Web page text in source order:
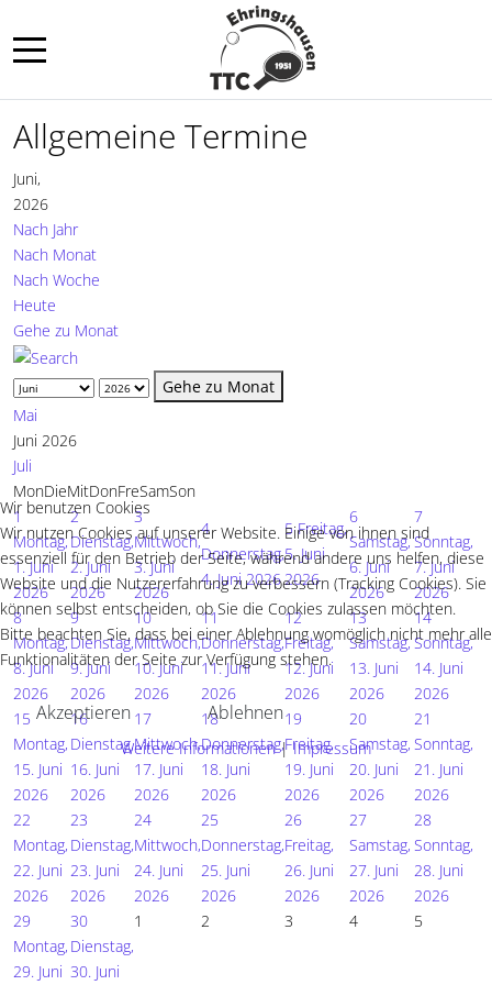
Mobile Menu Toggle
Allgemeine Termine
Juni,
2026
Nach Jahr
Nach Monat
Nach Woche
Heute
Gehe zu Monat
Gehe zu Monat
Mai
Juni 2026
Juli
MonDieMitDonFreSamSon
1
Montag,
1. Juni
2026
2
Dienstag,
2. Juni
2026
3
Mittwoch,
3. Juni
2026
4
Donnerstag,
4. Juni 2026
5 Freitag,
5. Juni
2026
6
Samstag,
6. Juni
2026
7
Sonntag,
7. Juni
2026
8
Montag,
8. Juni
2026
9
Dienstag,
9. Juni
2026
10
Mittwoch,
10. Juni
2026
11
Donnerstag,
11. Juni
2026
12
Freitag,
12. Juni
2026
13
Samstag,
13. Juni
2026
14
Sonntag,
14. Juni
2026
15
Montag,
15. Juni
2026
16
Dienstag,
16. Juni
2026
17
Mittwoch,
17. Juni
2026
18
Donnerstag,
18. Juni
2026
19
Freitag,
19. Juni
2026
20
Samstag,
20. Juni
2026
21
Sonntag,
21. Juni
2026
22
Montag,
22. Juni
2026
23
Dienstag,
23. Juni
2026
24
Mittwoch,
24. Juni
2026
25
Donnerstag,
25. Juni
2026
26
Freitag,
26. Juni
2026
27
Samstag,
27. Juni
2026
28
Sonntag,
28. Juni
2026
29
Montag,
29. Juni
30
Dienstag,
30. Juni
1 2 3 4 5
Wir benutzen Cookies
Wir nutzen Cookies auf unserer Website. Einige von ihnen sind
essenziell für den Betrieb der Seite, während andere uns helfen, diese
Website und die Nutzererfahrung zu verbessern (Tracking Cookies). Sie
können selbst entscheiden, ob Sie die Cookies zulassen möchten.
Bitte beachten Sie, dass bei einer Ablehnung womöglich nicht mehr alle
Funktionalitäten der Seite zur Verfügung stehen.
Akzeptieren Ablehnen
Weitere Informationen|Impressum